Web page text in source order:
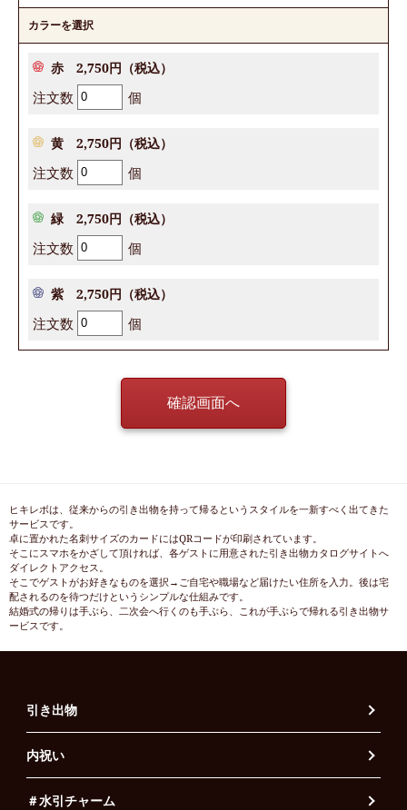
カラーを選択
赤 2,750円（税込）
注文数 個
黄 2,750円（税込）
注文数 個
緑 2,750円（税込）
注文数 個
紫 2,750円（税込）
注文数 個
ヒキレボは、従来からの引き出物を持って帰るというスタイルを一新すべく出てきた
サービスです。
卓に置かれた名刺サイズのカードにはQRコードが印刷されています。
そこにスマホをかざして頂ければ、各ゲストに用意された引き出物カタログサイトへ
ダイレクトアクセス。
そこでゲストがお好きなものを選択→ご自宅や職場など届けたい住所を入力。後は宅
配されるのを待つだけというシンプルな仕組みです。
結婚式の帰りは手ぶら、二次会へ行くのも手ぶら、これが手ぶらで帰れる引き出物サ
ービスです。
引き出物
内祝い
＃水引チャーム